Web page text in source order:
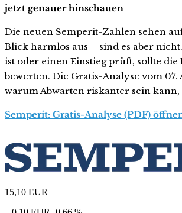
jetzt genauer hinschauen
Die neuen Semperit-Zahlen sehen
Blick harmlos aus – sind es aber
ist oder einen Einstieg prüft, sollte die
bewerten. Die Gratis-Analyse vom 07.
warum Abwarten riskanter sein kann,
Semperit: Gratis-Analyse (PDF)
15,10 EUR